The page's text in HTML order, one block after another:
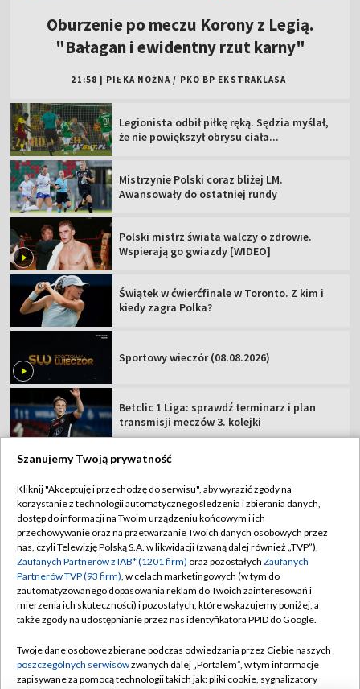
Oburzenie po meczu Korony z Legią.
"Bałagan i ewidentny rzut karny"
21:58 PIŁKA NOŻNA / PKO BP EKSTRAKLASA
Legionista odbił piłkę ręką. Sędzia myślał,
że nie powiększył obrysu ciała...
Mistrzynie Polski coraz bliżej LM.
Awansowały do ostatniej rundy
Polski mistrz świata walczy o zdrowie.
Wspierają go gwiazdy [WIDEO]
Świątek w ćwierćfinale w Toronto. Z kim i
kiedy zagra Polka?
Sportowy wieczór (08.08.2026)
Betclic 1 Liga: sprawdź terminarz i plan
transmisji meczów 3. kolejki
TVP
Abonament TVP
Sklep TVP
Biuro Reklamy
Oferta Handlowa
Emisja w TVP
Regulamin TVP
Polityka prywatności
Moje zgody
Biuro reklamy
Szanujemy Twoją prywatność
Kliknij "Akceptuję i przechodzę do serwisu", aby wyrazić zgody na
korzystanie z technologii automatycznego śledzenia i zbierania danych,
dostęp do informacji na Twoim urządzeniu końcowym i ich
przechowywanie oraz na przetwarzanie Twoich danych osobowych przez
nas, czyli Telewizję Polską S.A. w likwidacji (zwaną dalej również „TVP”),
Zaufanych Partnerów z IAB* (1201 firm) oraz pozostałych Zaufanych
Partnerów TVP (93 firm), w celach marketingowych (w tym do
zautomatyzowanego dopasowania reklam do Twoich zainteresowań i
mierzenia ich skuteczności) i pozostałych, które wskazujemy poniżej, a
także zgody na udostępnianie przez nas identyfikatora PPID do Google.
Twoje dane osobowe zbierane podczas odwiedzania przez Ciebie naszych
poszczególnych serwisówzwanych dalej „Portalem”, w tym informacje
zapisywane za pomocą technologii takich jak: pliki cookie, sygnalizatory